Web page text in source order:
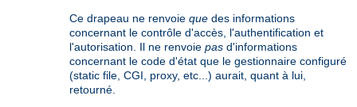
Ce drapeau ne renvoie que des informations
concernant le contrôle d'accès, l'authentification et
l'autorisation. Il ne renvoie pas d'informations
concernant le code d'état que le gestionnaire configuré
(static file, CGI, proxy, etc...) aurait, quant à lui,
retourné.